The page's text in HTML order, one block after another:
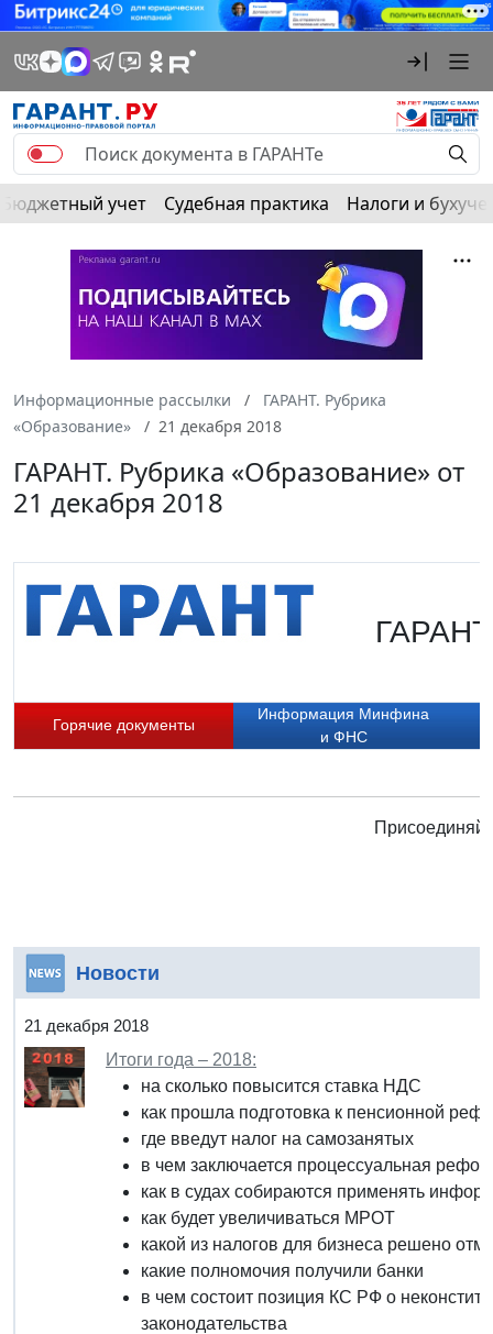
Бюджетный учет Судебная практика Налоги и
Информационные рассылки
ГАРАНТ. Рубрика
«Образование»
21 декабря 2018
ГАРАНТ. Рубрика «Образование» от
21 декабря 2018
Горячие документы
Информация Минфина
и ФНС
Новости
21 декабря 2018
Итоги года – 2018:
на сколько повысится ставка НДС
как прошла подготовка к пенсионной
где введут налог на самозанятых
в чем заключается процессуальная
как в судах собираются применять
как будет увеличиваться МРОТ
какой из налогов для бизнеса решено
какие полномочия получили банки
в чем состоит позиция КС РФ о
законодательства